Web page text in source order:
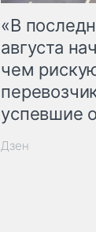
«В
августа
чем
успевшие
Дзен